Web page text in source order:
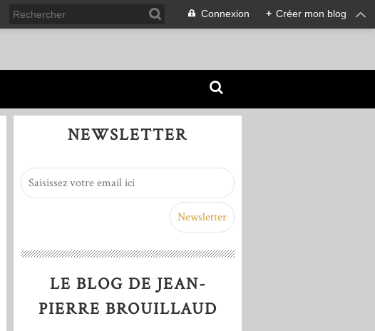
Connexion + Créer mon blog
NEWSLETTER
LE BLOG DE JEAN-
PIERRE BROUILLAUD